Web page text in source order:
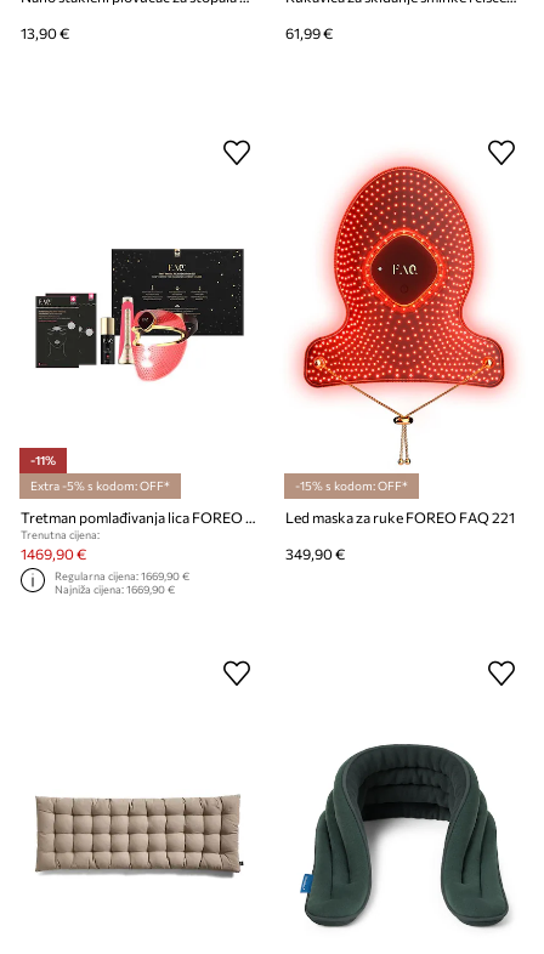
13,90 € 61,99 €
-11%
Extra -5% s kodom: OFF*
Tretman pomlađivanja lica FOREO FAQ Facial Rejuvenation Set
Trenutna cijena:
1469,90 €
Regularna cijena:1669,90 €
Najniža cijena:1669,90 €
-15% s kodom: OFF*
Led maska ​​za ruke FOREO FAQ 221
349,90 €